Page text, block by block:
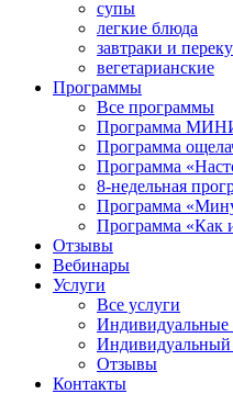
супы
легкие блюда
завтраки и
вегетарианские
Программы
Все программы
Программа
Программа
Программа
8-недельная
Программа
Программа «Как
Отзывы
Вебинары
Услуги
Все услуги
Индивидуальные
Индивидуальный
Отзывы
Контакты